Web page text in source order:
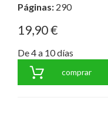
Páginas: 290
19,90 €
De 4 a 10 días
comprar